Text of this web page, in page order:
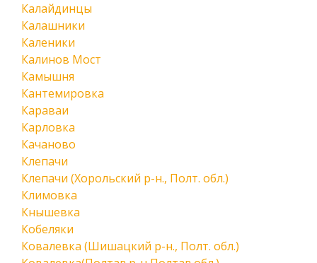
Калайдинцы
Калашники
Каленики
Калинов Мост
Камышня
Кантемировка
Караваи
Карловка
Качаново
Клепачи
Клепачи (Хорольский р-н., Полт. обл.)
Климовка
Кнышевка
Кобеляки
Ковалевка (Шишацкий р-н., Полт. обл.)